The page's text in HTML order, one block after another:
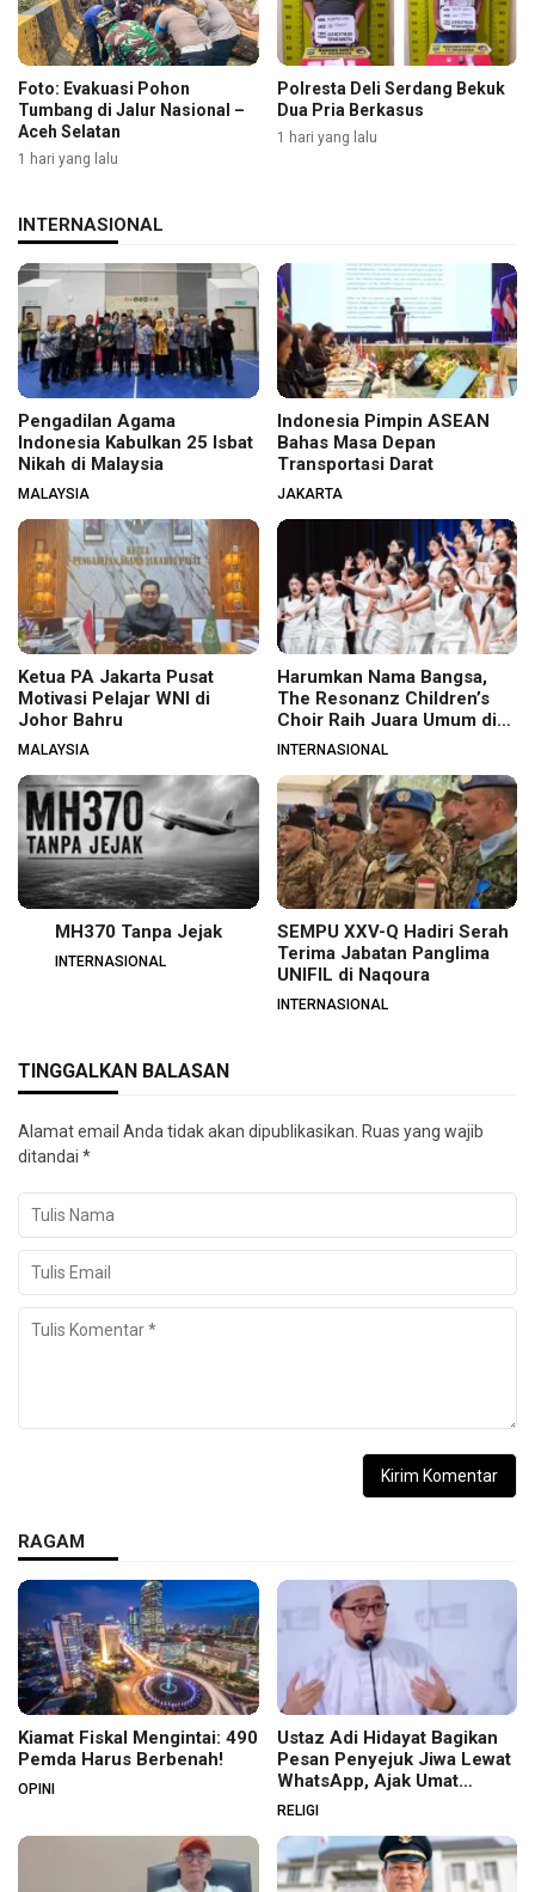
Foto: Evakuasi Pohon
Tumbang di Jalur Nasional –
Aceh Selatan
1 hari yang lalu
Polresta Deli Serdang Bekuk
Dua Pria Berkasus
1 hari yang lalu
INTERNASIONAL
Pengadilan Agama
Indonesia Kabulkan 25 Isbat
Nikah di Malaysia
MALAYSIA
Indonesia Pimpin ASEAN
Bahas Masa Depan
Transportasi Darat
JAKARTA
Ketua PA Jakarta Pusat
Motivasi Pelajar WNI di
Johor Bahru
MALAYSIA
Harumkan Nama Bangsa,
The Resonanz Children’s
Choir Raih Juara Umum di
Hungaria
INTERNASIONAL
MH370 Tanpa Jejak
INTERNASIONAL
SEMPU XXV-Q Hadiri Serah
Terima Jabatan Panglima
UNIFIL di Naqoura
INTERNASIONAL
TINGGALKAN BALASAN
Alamat email Anda tidak akan dipublikasikan. Ruas yang wajib
ditandai *
RAGAM
Kiamat Fiskal Mengintai: 490
Pemda Harus Berbenah!
OPINI
Ustaz Adi Hidayat Bagikan
Pesan Penyejuk Jiwa Lewat
WhatsApp, Ajak Umat
Menata Hati dan Iman
RELIGI